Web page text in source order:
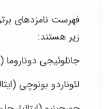
زیر هستند:
جانلوئیجی دوناروما
لئوناردو بونوچی